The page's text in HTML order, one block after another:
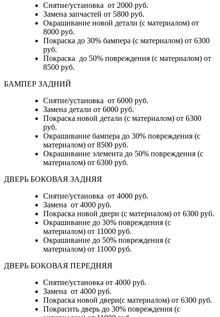
Снятие/установка от 2000 руб.
Замена запчастей от 5800 руб.
Окрашивание новой детали (с материалом) от
8000 руб.
Покраска до 30% бампера (с материалом) от 6300
руб.
Покраска до 50% повреждения (с материалом) от
8500 руб.
БАМПЕР ЗАДНИЙ
Снятие/установка от 6000 руб.
Замена детали от 6000 руб.
Покраска новой детали (с материалом) от 6300
руб.
Окрашивание бампера до 30% повреждения (с
материалом) от 8500 руб.
Окрашивание элемента до 50% повреждения (с
материалом) от 6300 руб.
ДВЕРЬ БОКОВАЯ ЗАДНЯЯ
Снятие/установка от 4000 руб.
Замена от 4000 руб.
Покраска новой двери (с материалом) от 6300 руб.
Окрашивание до 30% повреждения (с
материалом) от 11000 руб.
Окрашивание до 50% повреждения (с
материалом) от 11000 руб.
ДВЕРЬ БОКОВАЯ ПЕРЕДНЯЯ
Снятие/установка от 4000 руб.
Замена от 4000 руб.
Покраска новой двери(с материалом) от 6300 руб.
Покрасить дверь до 30% повреждения (с